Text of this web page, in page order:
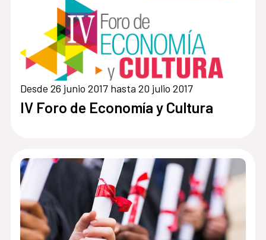
Desde 26 junio 2017 hasta 20 julio 2017
IV Foro de Economía y Cultura